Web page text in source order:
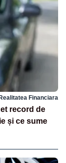
Realitatea Financiara
record de
și ce sume